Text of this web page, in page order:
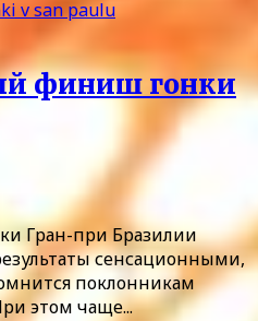
финиш гонки
Гран-при Бразилии
сенсационными,
поклонникам
этом чаще...